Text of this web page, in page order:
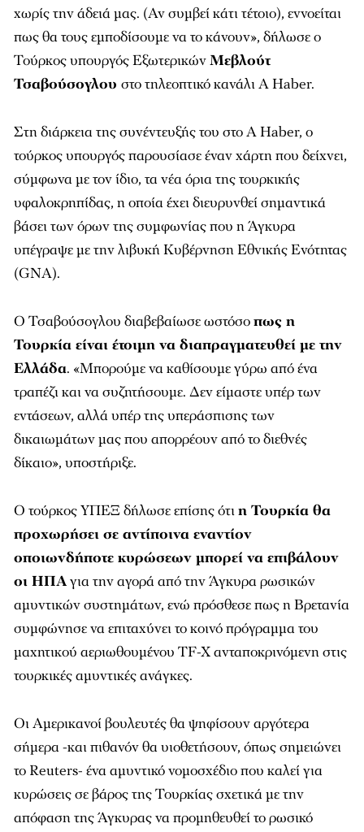
χωρίς την άδειά μας. (Αν συμβεί κάτι τέτοιο), εννοείται
πως θα τους εμποδίσουμε να το κάνουν», δήλωσε ο
Τούρκος υπουργός ΕξωτερικώνΜεβλούτ
Τσαβούσογλου στο τηλεοπτικό κανάλι A Haber.
Στη διάρκεια της συνέντευξής του στο A Haber, ο
τούρκος υπουργός παρουσίασε έναν χάρτη που δείχνει,
σύμφωνα με τον ίδιο, τα νέα όρια της τουρκικής
υφαλοκρηπίδας, η οποία έχει διευρυνθεί σημαντικά
βάσει των όρων της συμφωνίας που η Άγκυρα
υπέγραψε με την λιβυκή Κυβέρνηση Εθνικής Ενότητας
(GNA).
Ο Τσαβούσογλου διαβεβαίωσε ωστόσοπως η
Τουρκία είναι έτοιμη να διαπραγματευθεί με την
Ελλάδα. «Μπορούμε να καθίσουμε γύρω από ένα
τραπέζι και να συζητήσουμε. Δεν είμαστε υπέρ των
εντάσεων, αλλά υπέρ της υπεράσπισης των
δικαιωμάτων μας που απορρέουν από το διεθνές
δίκαιο», υποστήριξε.
Ο τούρκος ΥΠΕΞ δήλωσε επίσης ότιη Τουρκία θα
προχωρήσει σε αντίποινα εναντίον
οποιωνδήποτε κυρώσεων μπορεί να επιβάλουν
οι ΗΠΑγια την αγορά από την Άγκυρα ρωσικών
αμυντικών συστημάτων, ενώ πρόσθεσε πως η Βρετανία
συμφώνησε να επιταχύνει το κοινό πρόγραμμα του
μαχητικού αεριωθουμένου TF-X ανταποκρινόμενη στις
τουρκικές αμυντικές ανάγκες.
Οι Αμερικανοί βουλευτές θα ψηφίσουν αργότερα
σήμερα -και πιθανόν θα υιοθετήσουν, όπως σημειώνει
το Reuters- ένα αμυντικό νομοσχέδιο που καλεί για
κυρώσεις σε βάρος της Τουρκίας σχετικά με την
απόφαση της Άγκυρας να προμηθευθεί το ρωσικό